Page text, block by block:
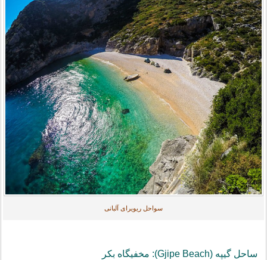
سواحل ریویرای آلبانی
ساحل گیپه (Gjipe Beach): مخفیگاه بکر